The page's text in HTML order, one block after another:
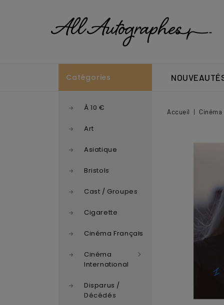
Catégories
À 10 €
Art
Asiatique
Bristols
Cast / Groupes
Cigarette
Cinéma Français
Cinéma
International
Disparus /
Décédés
Accueil